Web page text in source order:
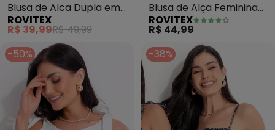
Blusa de Alca Dupla em
Liocel (Azul)
ROVITEX
R$ 39,99R$ 49,99
Blusa de Alça Feminina
Viscotorcion Básica
(Azul)
ROVITEX
R$ 44,99
-50%
-38%